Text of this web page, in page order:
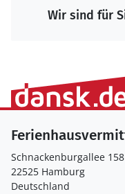
Wir sind für
Schnackenburgallee 158
22525 Hamburg
Deutschland